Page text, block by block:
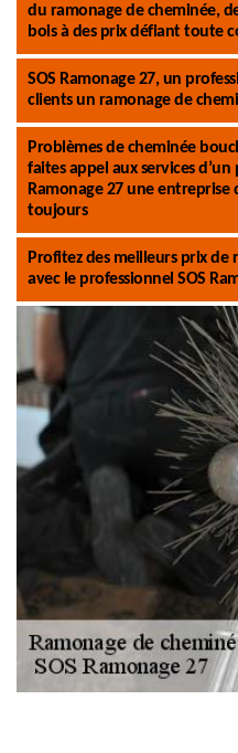
du ramonage de cheminée,
bois à des prix défiant toute
SOS Ramonage 27, un
clients un ramonage de
Problèmes de cheminée
faites appel aux services d’un
Ramonage 27 une
toujours
Profitez des meilleurs prix de
avec le professionnel SOS